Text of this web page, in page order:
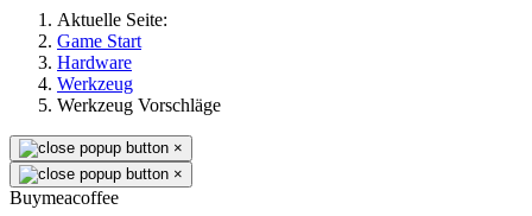
Aktuelle Seite:
Game Start
Hardware
Werkzeug
Werkzeug Vorschläge
×
×
Buymeacoffee